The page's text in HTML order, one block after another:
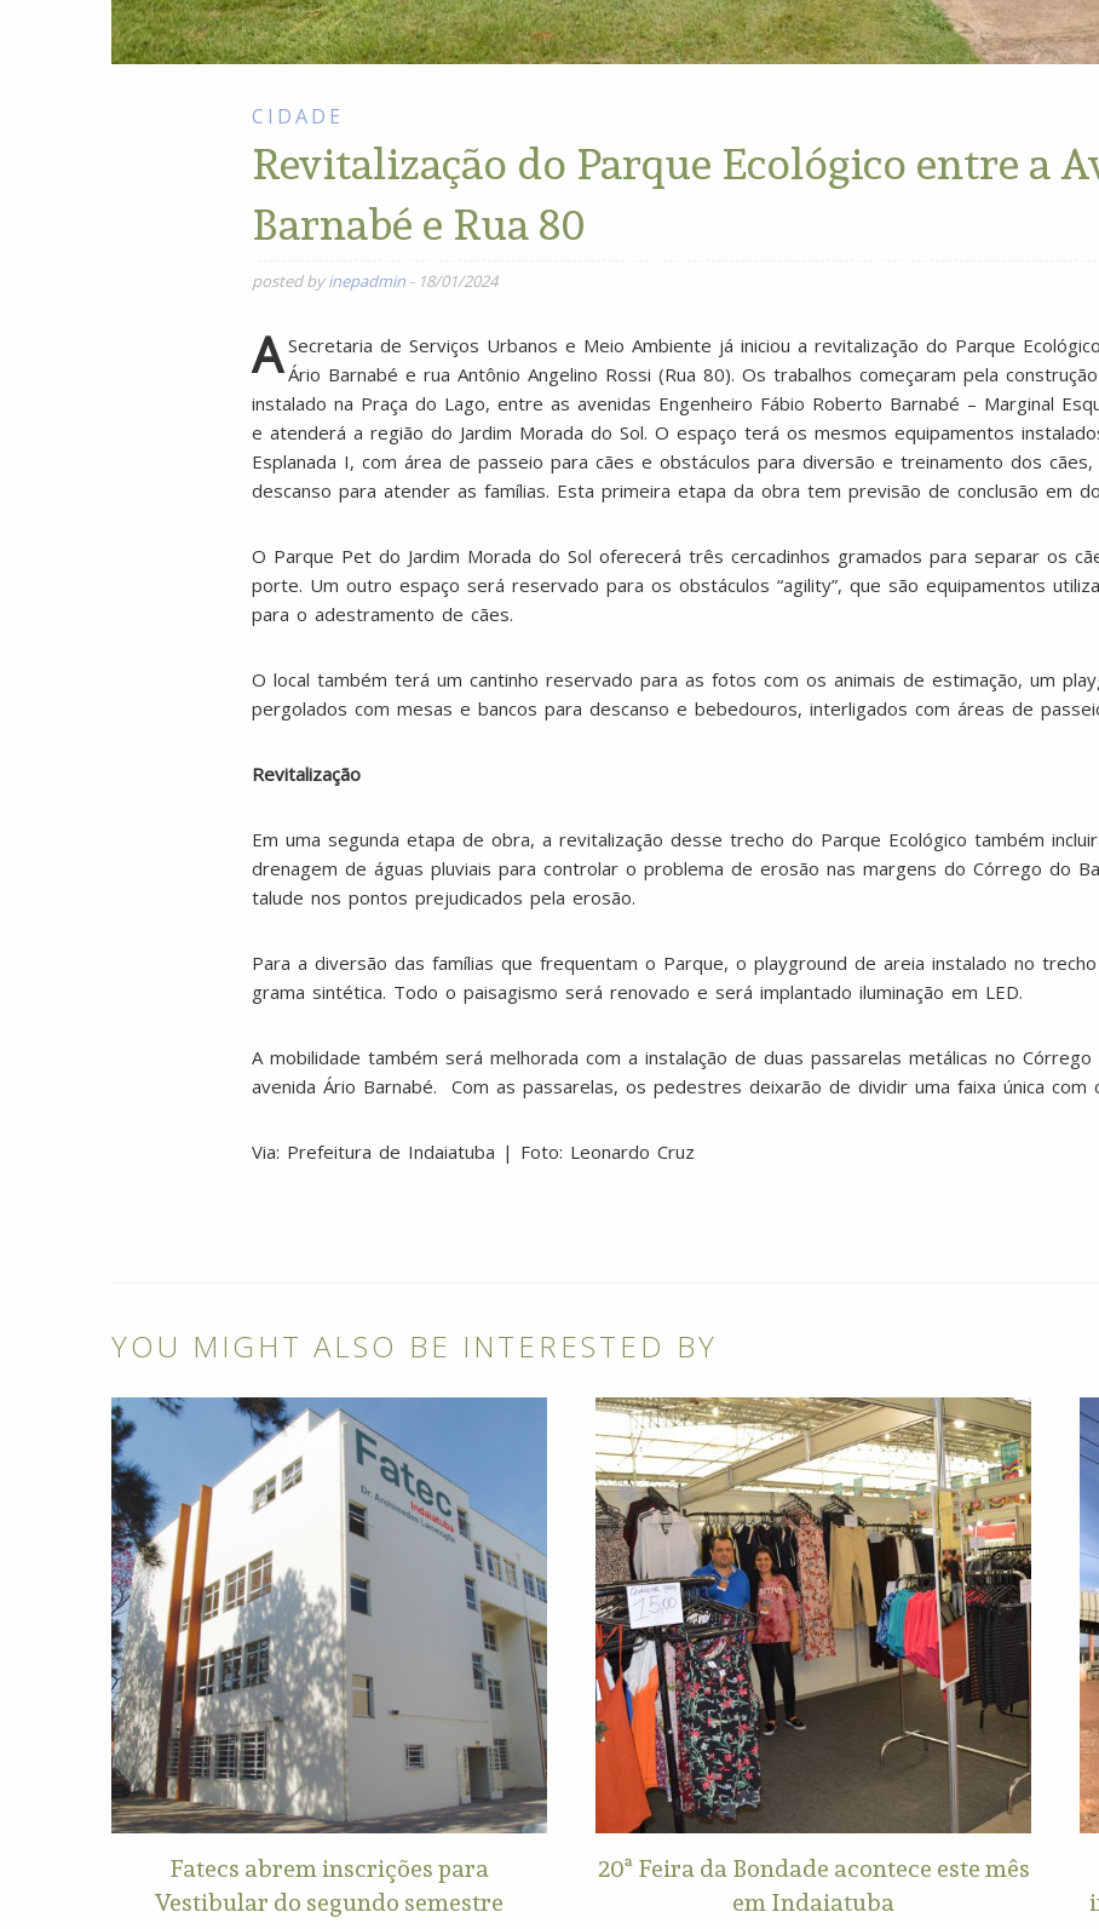
CIDADE
Revitalização do Parque Ecológico entre a
Barnabé e Rua 80
posted byinepadmin - 18/01/2024
A Secretaria de Serviços Urbanos e Meio Ambiente já iniciou a revitalização do Parque
Ário Barnabé e rua Antônio Angelino Rossi (Rua 80). Os trabalhos começaram pela
instalado na Praça do Lago, entre as avenidas Engenheiro Fábio Roberto Barnabé – Marginal
e atenderá a região do Jardim Morada do Sol. O espaço terá os mesmos equipamentos
Esplanada I, com área de passeio para cães e obstáculos para diversão e treinamento dos
descanso para atender as famílias. Esta primeira etapa da obra tem previsão de conclusão em
O Parque Pet do Jardim Morada do Sol oferecerá três cercadinhos gramados para separar os
porte. Um outro espaço será reservado para os obstáculos “agility”, que são equipamentos
para o adestramento de cães.
O local também terá um cantinho reservado para as fotos com os animais de estimação, um
pergolados com mesas e bancos para descanso e bebedouros, interligados com áreas de
Revitalização
Em uma segunda etapa de obra, a revitalização desse trecho do Parque Ecológico também
drenagem de águas pluviais para controlar o problema de erosão nas margens do Córrego do
talude nos pontos prejudicados pela erosão.
Para a diversão das famílias que frequentam o Parque, o playground de areia instalado no
grama sintética. Todo o paisagismo será renovado e será implantado iluminação em LED.
A mobilidade também será melhorada com a instalação de duas passarelas metálicas no
avenida Ário Barnabé. Com as passarelas, os pedestres deixarão de dividir uma faixa única com
Via: Prefeitura de Indaiatuba | Foto: Leonardo Cruz
YOU MIGHT ALSO BE INTERESTED BY
Fatecs abrem inscrições para
Vestibular do segundo semestre
20ª Feira da Bondade acontece este mês
em Indaiatuba